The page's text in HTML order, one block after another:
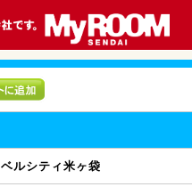
ベルシティ米ヶ袋